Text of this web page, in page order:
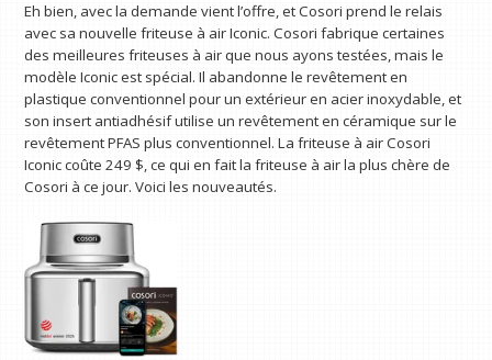
Eh bien, avec la demande vient l’offre, et Cosori prend le relais
avec sa nouvelle friteuse à air Iconic. Cosori fabrique certaines
des meilleures friteuses à air que nous ayons testées, mais le
modèle Iconic est spécial. Il abandonne le revêtement en
plastique conventionnel pour un extérieur en acier inoxydable, et
son insert antiadhésif utilise un revêtement en céramique sur le
revêtement PFAS plus conventionnel. La friteuse à air Cosori
Iconic coûte 249 $, ce qui en fait la friteuse à air la plus chère de
Cosori à ce jour. Voici les nouveautés.